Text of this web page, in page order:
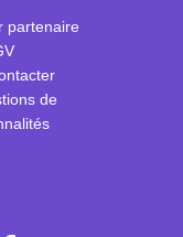
partenaire
de